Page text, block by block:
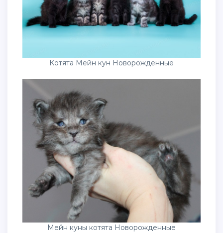
Котята Мейн кун Новорожденные
Мейн куны котята Новорожденные